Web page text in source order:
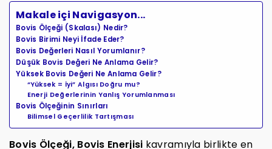
Makale içi Navigasyon...
Bovis Ölçeği (Skalası) Nedir?
Bovis Birimi Neyi İfade Eder?
Bovis Değerleri Nasıl Yorumlanır?
Düşük Bovis Değeri Ne Anlama Gelir?
Yüksek Bovis Değeri Ne Anlama Gelir?
“Yüksek = İyi” Algısı Doğru mu?
Enerji Değerlerinin Yanlış Yorumlanması
Bovis Ölçeğinin Sınırları
Bilimsel Geçerlilik Tartışması
Bovis Ölçeği, Bovis Enerjisi kavramıyla birlikte en